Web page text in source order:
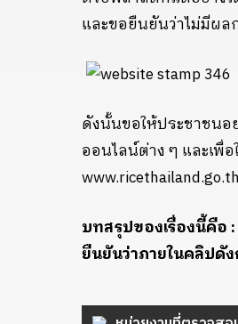
และขอยืนยันว่าไม่มีผ
ดังนั้นขอให้ประชาชนอ
ออนไลน์ต่าง ๆ และเพื่
บทสรุปของเรื่องนี้คือ
ยืนยันว่าภายในคลิปดั